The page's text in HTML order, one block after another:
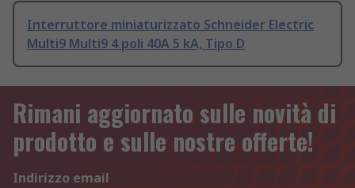
Interruttore miniaturizzato Schneider Electric
Multi9 Multi9 4 poli 40A 5 kA, Tipo D
Rimani aggiornato sulle novità di
prodotto e sulle nostre offerte!
Indirizzo email